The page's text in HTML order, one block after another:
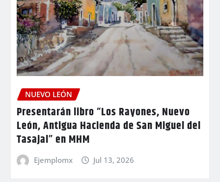
NUEVO LEÓN
Presentarán libro “Los Rayones, Nuevo
León, Antigua Hacienda de San Miguel del
Tasajal” en MHM
Ejemplomx Jul 13, 2026